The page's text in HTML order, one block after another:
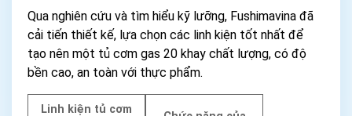
Qua nghiên cứu và tìm hiểu kỹ lưỡng, Fushimavina đã
cải tiến thiết kế, lựa chọn các linh kiện tốt nhất để
tạo nên một tủ cơm gas 20 khay chất lượng, có độ
bền cao, an toàn với thực phẩm.
Linh kiện tủ cơm